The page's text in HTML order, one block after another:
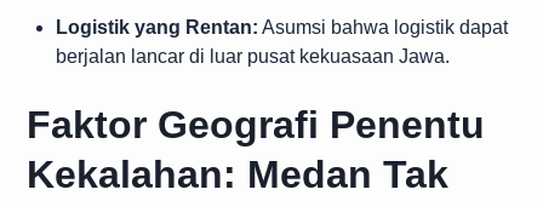
Logistik yang Rentan: Asumsi bahwa logistik dapat
berjalan lancar di luar pusat kekuasaan Jawa.
Faktor Geografi Penentu
Kekalahan: Medan Tak